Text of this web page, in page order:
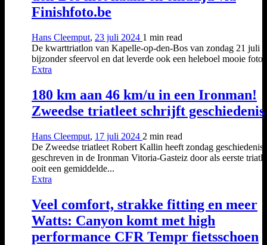
Finishfoto.be
Hans Cleemput, 23 juli 2024 1 min read
De kwarttriatlon van Kapelle-op-den-Bos van zondag 21 juli
bijzonder sfeervol en dat leverde ook een heleboel mooie
Extra
180 km aan 46 km/u in een Ironman!
Zweedse triatleet schrijft geschiedenis
Hans Cleemput, 17 juli 2024 2 min read
De Zweedse triatleet Robert Kallin heeft zondag geschiedenis
geschreven in de Ironman Vitoria-Gasteiz door als eerste
ooit een gemiddelde...
Extra
Veel comfort, strakke fitting en meer
Watts: Canyon komt met high
performance CFR Tempr fietsschoen